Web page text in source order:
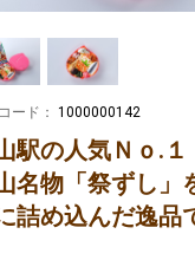
ード： 1000000142
駅の人気Ｎｏ.１
名物「祭ずし」
詰め込んだ逸品